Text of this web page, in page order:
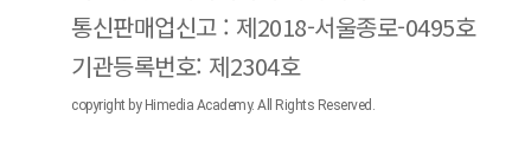
통신판매업신고 : 제2018-서울종로-0495호
기관등록번호: 제2304호
copyright by Himedia Academy. All Rights Reserved.